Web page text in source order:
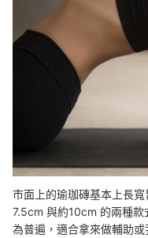
市面上的瑜珈磚基本上長
7.5cm 與約10cm 的兩種
為普遍，適合拿來做輔助